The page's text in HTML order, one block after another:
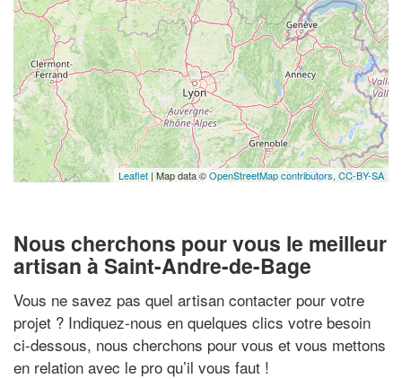
Leaflet | Map data ©OpenStreetMap contributors, CC-BY-SA
Nous cherchons pour vous le meilleur
artisan à Saint-Andre-de-Bage
Vous ne savez pas quel artisan contacter pour votre
projet ? Indiquez-nous en quelques clics votre besoin
ci-dessous, nous cherchons pour vous et vous mettons
en relation avec le pro qu’il vous faut !